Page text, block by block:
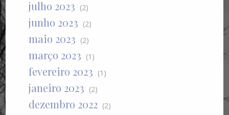
julho 2023 (2)
junho 2023 (2)
maio 2023 (2)
março 2023 (1)
fevereiro 2023 (1)
janeiro 2023 (2)
dezembro 2022 (2)